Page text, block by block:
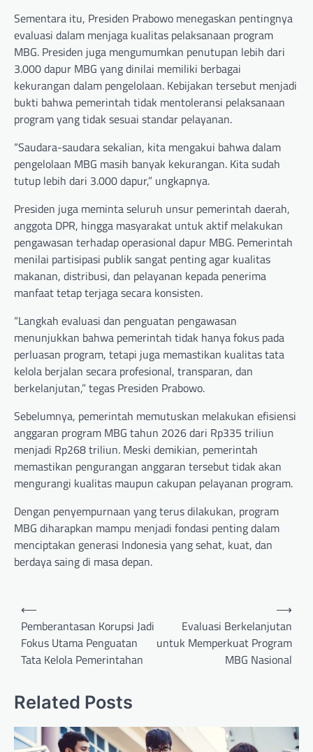
Sementara itu, Presiden Prabowo menegaskan pentingnya
evaluasi dalam menjaga kualitas pelaksanaan program
MBG. Presiden juga mengumumkan penutupan lebih dari
3.000 dapur MBG yang dinilai memiliki berbagai
kekurangan dalam pengelolaan. Kebijakan tersebut menjadi
bukti bahwa pemerintah tidak mentoleransi pelaksanaan
program yang tidak sesuai standar pelayanan.
“Saudara-saudara sekalian, kita mengakui bahwa dalam
pengelolaan MBG masih banyak kekurangan. Kita sudah
tutup lebih dari 3.000 dapur,” ungkapnya.
Presiden juga meminta seluruh unsur pemerintah daerah,
anggota DPR, hingga masyarakat untuk aktif melakukan
pengawasan terhadap operasional dapur MBG. Pemerintah
menilai partisipasi publik sangat penting agar kualitas
makanan, distribusi, dan pelayanan kepada penerima
manfaat tetap terjaga secara konsisten.
“Langkah evaluasi dan penguatan pengawasan
menunjukkan bahwa pemerintah tidak hanya fokus pada
perluasan program, tetapi juga memastikan kualitas tata
kelola berjalan secara profesional, transparan, dan
berkelanjutan,” tegas Presiden Prabowo.
Sebelumnya, pemerintah memutuskan melakukan efisiensi
anggaran program MBG tahun 2026 dari Rp335 triliun
menjadi Rp268 triliun. Meski demikian, pemerintah
memastikan pengurangan anggaran tersebut tidak akan
mengurangi kualitas maupun cakupan pelayanan program.
Dengan penyempurnaan yang terus dilakukan, program
MBG diharapkan mampu menjadi fondasi penting dalam
menciptakan generasi Indonesia yang sehat, kuat, dan
berdaya saing di masa depan.
Post
navigation
⟵
Pemberantasan Korupsi Jadi
Fokus Utama Penguatan
Tata Kelola Pemerintahan
Evaluasi Berkelanjutan
untuk Memperkuat Program
MBG Nasional
⟶
Related Posts